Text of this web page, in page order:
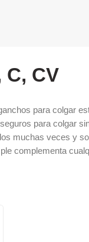
C, CV
para colgar
para colgar
muchas veces y
complementa